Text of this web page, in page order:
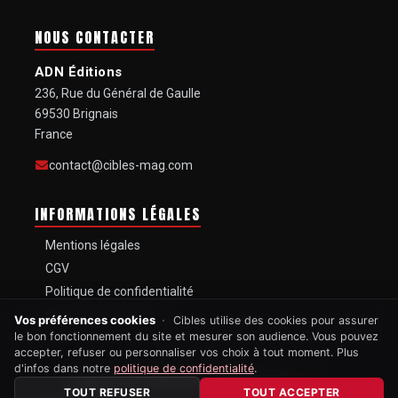
un objet resté dans un état de conservation
exceptionnel.
Chacun de ces éléments aurait déjà pu rendre une arme
très recherchée. Leur réunion dans un seul et même objet
explique pourquoi les enchères ont largement dépassé
l’estimation comprise entre 1,6 et 3,5 millions de dollars.
À 5,875 millions de dollars, ce Henry devient officiellement
le fusil le plus cher jamais vendu aux enchères.
Une somme vertigineuse pour une arme vieille de plus de
160 ans, mais surtout pour un simple chiffre frappé dans
AGENDA : LES PROCHAINS TOUT L'AGENDA
NOUS CONTACTER
ADN Éditions
236, Rue du Général de Gaulle
69530 Brignais
France
contact@cibles-mag.com
INFORMATIONS LÉGALES
Mentions légales
CGV
Politique de confidentialité
Gestion des cookies
MAGAZINE MENSUEL FONDÉ EN1967
Vos préférences cookies
Cibles utilise des cookies pour assurer
le bon fonctionnement du site et mesurer son audience. Vous pouvez
accepter, refuser ou personnaliser vos choix à tout moment. Plus
d'infos dans notre politique de confidentialité.
TOUT REFUSER
TOUT ACCEPTER